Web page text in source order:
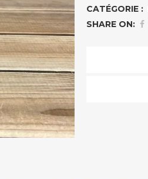
CATÉGORIE :
SHARE ON: